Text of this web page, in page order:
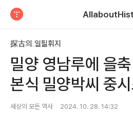
探古의 일필휘지
밀양 영남루에 을
본식 밀양박씨 중시
세상의 모든 역사 2024. 10. 28. 14:32